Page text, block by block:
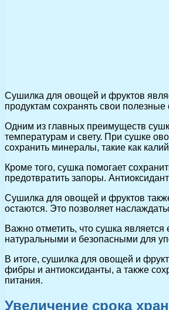
Сушилка для овощей и фруктов
продуктам сохранять свои
Одним из главных преимуществ
температурам и свету. При сушке
сохранить минералы, такие как
Кроме того, сушка помогает
предотвратить запоры.
Сушилка для овощей и фруктов
остаются. Это позволяет
Важно отметить, что сушка
натуральными и безопасными для
В итоге, сушилка для овощей и
фибры и антиоксиданты, а также
питания.
Увеличение срока